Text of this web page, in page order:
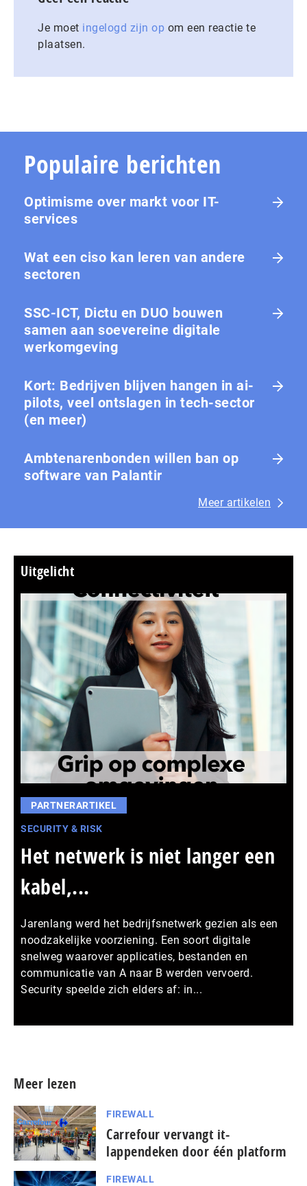
Je moet ingelogd zijn op om een reactie te
plaatsen.
Populaire berichten
Optimisme over markt voor IT-
services
Wat een ciso kan leren van andere
sectoren
SSC-ICT, Dictu en DUO bouwen
samen aan soevereine digitale
werkomgeving
Kort: Bedrijven blijven hangen in ai-
pilots, veel ontslagen in tech-sector
(en meer)
Ambtenarenbonden willen ban op
software van Palantir
Meer artikelen
Uitgelicht
PARTNERARTIKEL
SECURITY & RISK
Het netwerk is niet langer een
kabel,...
Jarenlang werd het bedrijfsnetwerk gezien als een
noodzakelijke voorziening. Een soort digitale
snelweg waarover applicaties, bestanden en
communicatie van A naar B werden vervoerd.
Security speelde zich elders af: in...
Meer lezen
FIREWALL
Carrefour vervangt it-
lappendeken door één platform
FIREWALL